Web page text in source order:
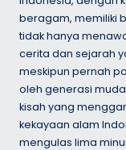
beragam, memiliki
tidak hanya
cerita dan sejarah
meskipun pernah
oleh generasi
kisah yang
kekayaan alam
mengulas lima